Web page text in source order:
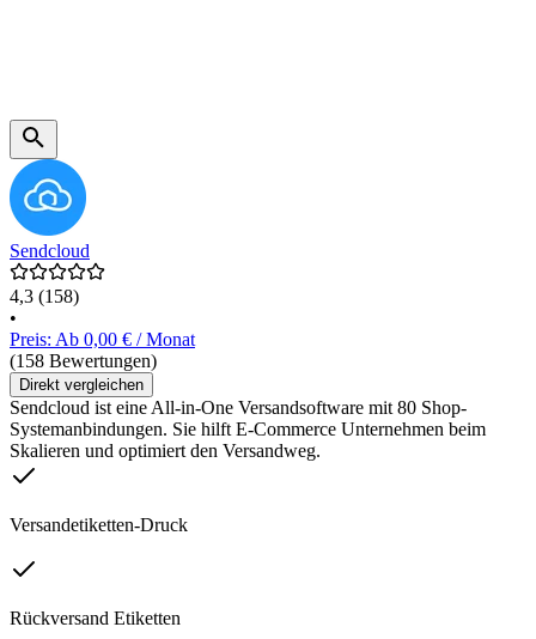
Sendcloud
4,3 (158)
•
Preis: Ab 0,00 € / Monat
(158 Bewertungen)
Direkt vergleichen
Sendcloud ist eine All-in-One Versandsoftware mit 80 Shop-
Systemanbindungen. Sie hilft E-Commerce Unternehmen beim
Skalieren und optimiert den Versandweg.
Versandetiketten-Druck
Rückversand Etiketten